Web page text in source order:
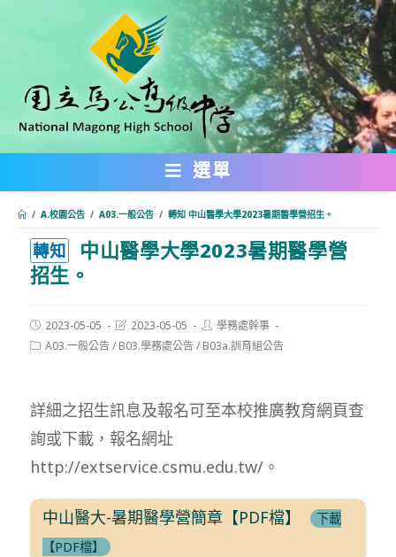
內
選單
/ A.校園公告 / A03.一般公告 / 轉知 中山醫學大學2023暑期醫學營招生。
轉知
中山醫學大學2023暑期醫學營
招生。
Post
published:
2023-05-05
Post
modified:
2023-05-05
Post
author:
學務處幹事
PostA03.一般公告/ B03.學務處公告/ B03a.訓育組公告
詳細之招生訊息及報名可至本校推廣教育網頁查
詢或下載，報名網址
http://extservice.csmu.edu.tw/。
中山醫大-暑期醫學營簡章【PDF檔】
下載
【PDF檔】